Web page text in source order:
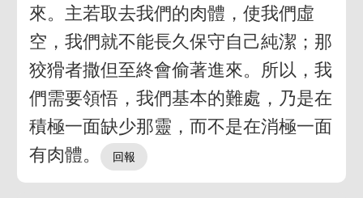
來。主若取去我們的肉體，使我們虛
空，我們就不能長久保守自己純潔；那
狡猾者撒但至終會偷著進來。所以，我
們需要領悟，我們基本的難處，乃是在
積極一面缺少那靈，而不是在消極一面
有肉體。